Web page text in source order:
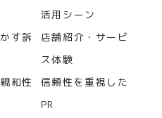
活用シーン
す訴
店舗紹介・サービ
ス体験
和性
信頼性を重視した
PR